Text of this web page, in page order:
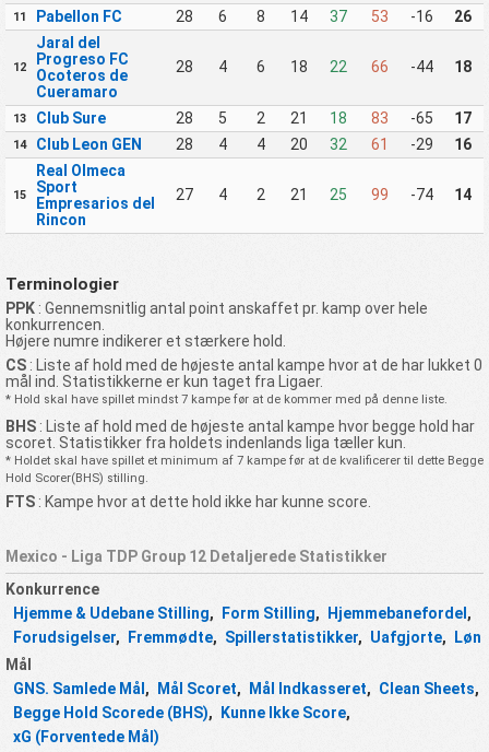
11 Pabellon FC 28 6 8 14 37 53 -16 26
12
Jaral del
Progreso FC
Ocoteros de
Cueramaro
28 4 6 18 22 66 -44 18
13 Club Sure 28 5 2 21 18 83 -65 17
14 Club Leon GEN 28 4 4 20 32 61 -29 16
15
Real Olmeca
Sport
Empresarios del
Rincon
27 4 2 21 25 99 -74 14
Terminologier
PPK: Gennemsnitlig antal point anskaffet pr. kamp over hele
konkurrencen.
Højere numre indikerer et stærkere hold.
CS : Liste af hold med de højeste antal kampe hvor at de har lukket 0
mål ind. Statistikkerne er kun taget fra Ligaer.
* Hold skal have spillet mindst 7 kampe før at de kommer med på denne liste.
BHS : Liste af hold med de højeste antal kampe hvor begge hold har
scoret. Statistikker fra holdets indenlands liga tæller kun.
* Holdet skal have spillet et minimum af 7 kampe før at de kvalificerer til dette Begge
Hold Scorer(BHS) stilling.
FTS : Kampe hvor at dette hold ikke har kunne score.
Mexico - Liga TDP Group 12 Detaljerede Statistikker
Konkurrence
Hjemme & Udebane Stilling, Form Stilling, Hjemmebanefordel ,
Forudsigelser, Fremmødte, Spillerstatistikker, Uafgjorte,
Løn
Mål
GNS. Samlede Mål , Mål Scoret, Mål Indkasseret, Clean Sheets,
Begge Hold Scorede (BHS), Kunne Ikke Score,
xG (Forventede Mål)